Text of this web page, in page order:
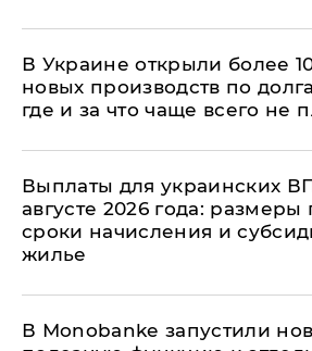
В Украине открыли более
новых производств по
где и за что чаще всего не
Выплаты для украинских
августе 2026 года:
сроки начисления и
жилье
В Мonobankе запустили